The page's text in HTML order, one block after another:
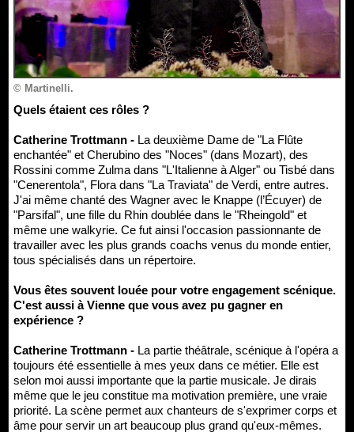
© Martinelli.
Quels étaient ces rôles ?
Catherine Trottmann - La deuxième Dame de "La Flûte
enchantée" et Cherubino des "Noces" (dans Mozart), des
Rossini comme Zulma dans "L'Italienne à Alger" ou Tisbé dans
"Cenerentola", Flora dans "La Traviata" de Verdi, entre autres.
J'ai même chanté des Wagner avec le Knappe (l’Écuyer) de
"Parsifal", une fille du Rhin doublée dans le "Rheingold" et
même une walkyrie. Ce fut ainsi l'occasion passionnante de
travailler avec les plus grands coachs venus du monde entier,
tous spécialisés dans un répertoire.
Vous êtes souvent louée pour votre engagement scénique.
C'est aussi à Vienne que vous avez pu gagner en
expérience ?
Catherine Trottmann - La partie théâtrale, scénique à l'opéra a
toujours été essentielle à mes yeux dans ce métier. Elle est
selon moi aussi importante que la partie musicale. Je dirais
même que le jeu constitue ma motivation première, une vraie
priorité. La scène permet aux chanteurs de s'exprimer corps et
âme pour servir un art beaucoup plus grand qu'eux-mêmes.